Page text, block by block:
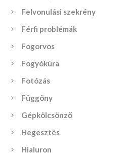
Felvonulási szekrény
Férfi problémák
Fogorvos
Fogyókúra
Fotózás
Függöny
Gépkölcsönző
Hegesztés
Hialuron